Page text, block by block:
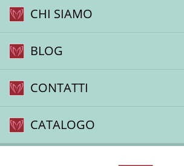
Nessun Articolo presente.
CHI SIAMO
BLOG
CONTATTI
CATALOGO